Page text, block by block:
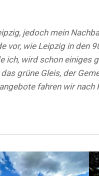
jedoch mein
vor, wie Leipzig in den
ich, wird schon einiges
grüne Gleis, der
fahren wir